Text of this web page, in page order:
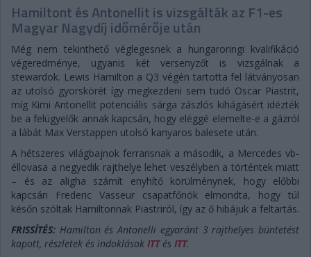
Hamiltont és Antonellit is vizsgálták az F1-es
Magyar Nagydíj időmérője után
Még nem tekinthető véglegesnek a hungaroringi kvalifikáció
végeredménye, ugyanis két versenyzőt is vizsgálnak a
stewardok. Lewis Hamilton a Q3 végén tartotta fel látványosan
az utolsó gyorskörét így megkezdeni sem tudó Oscar Piastrit,
míg Kimi Antonellit potenciális sárga zászlós kihágásért idézték
be a felügyelők annak kapcsán, hogy eléggé elemelte-e a gázról
a lábát Max Verstappen utolsó kanyaros balesete után.
A hétszeres világbajnok ferrarisnak a második, a Mercedes vb-
éllovasa a negyedik rajthelye lehet veszélyben a történtek miatt
– és az aligha számít enyhítő körülménynek, hogy előbbi
kapcsán Frederic Vasseur csapatfőnök elmondta, hogy túl
későn szóltak Hamiltonnak Piastriról, így az ő hibájuk a feltartás.
FRISSÍTÉS: Hamilton és Antonelli egyaránt 3 rajthelyes büntetést
kapott, részletek és indoklások ITTés ITT.